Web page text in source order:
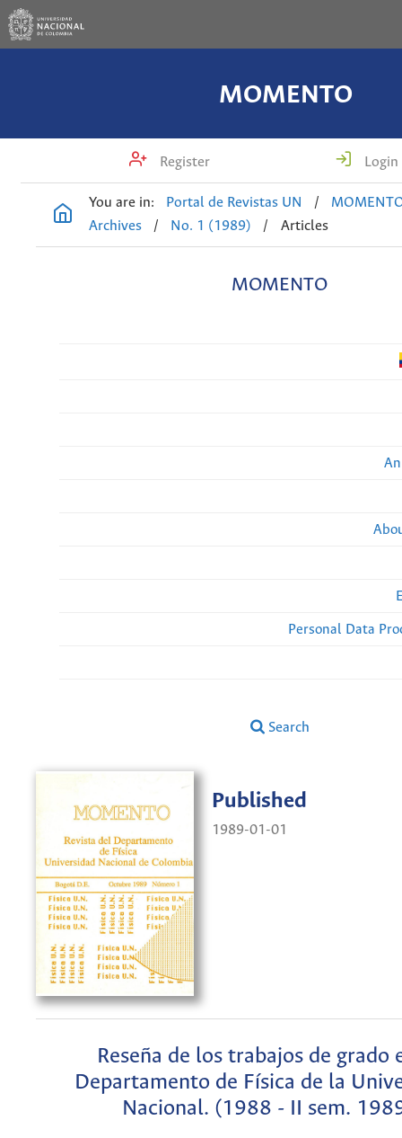
MOMENTO
Register Login
You are in: Portal de Revistas UN /
Archives
/ No. 1 (1989) / Articles
MOMENTO
Personal Data
Search
Published
1989-01-01
Reseña de los trabajos de grado
Departamento de Física de la
Nacional. (1988 - II sem.